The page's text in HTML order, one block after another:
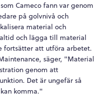
Cameco fann var genom
på golvnivå och
material och
och lägga till material
fortsätter att utföra arbetet.
säger, "Material
genom att
Det är ungefär så
komma."